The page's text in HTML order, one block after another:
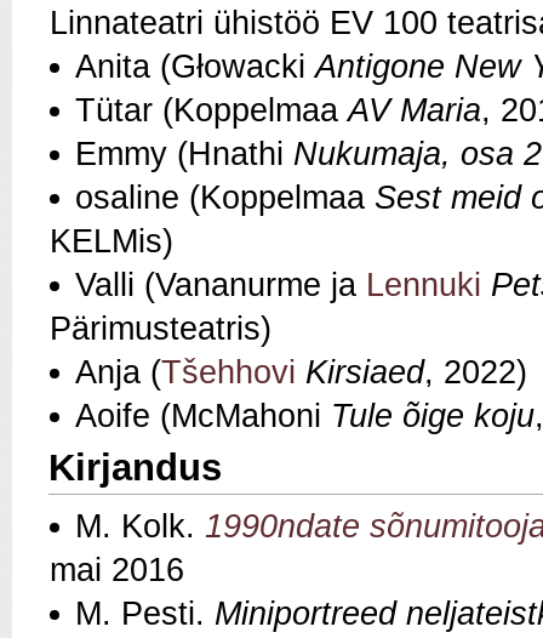
Linnateatri ühistöö EV 100
Anita (GłowackiAntigone New
Tütar (KoppelmaaAV Maria,
Emmy (Hnathi Nukumaja, osa 2
osaline (Koppelmaa Sest meid
KELMis)
Valli (Vananurme ja Lennuki
Pärimusteatris)
Anja (Tšehhovi Kirsiaed, 2022)
Aoife (McMahoni Tule õige koju
Kirjandus
M. Kolk. 1990ndate
mai 2016
M. Pesti. Miniportreed